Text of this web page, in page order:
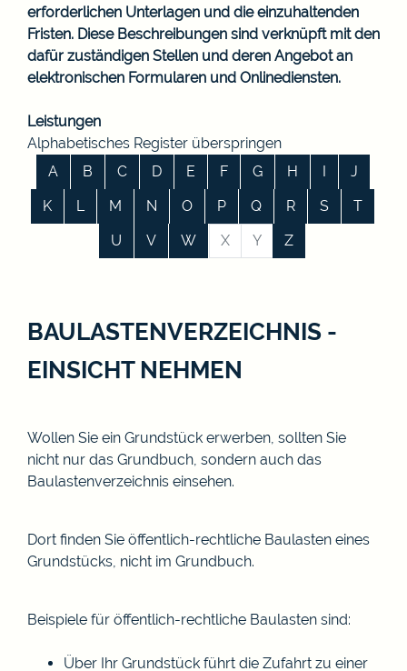
erforderlichen Unterlagen und die einzuhaltenden
Fristen. Diese Beschreibungen sind verknüpft mit den
dafür zuständigen Stellen und deren Angebot an
elektronischen Formularen und Onlinediensten.
Leistungen
Alphabetisches Register überspringen
A
B C D E F G H I
J
K
L M N O P Q R S
T
U
V W X Y Z
BAULASTENVERZEICHNIS -
EINSICHT NEHMEN
Wollen Sie ein Grundstück erwerben, sollten Sie
nicht nur das Grundbuch, sondern auch das
Baulastenverzeichnis einsehen.
Dort finden Sie öffentlich-rechtliche Baulasten eines
Grundstücks, nicht im Grundbuch.
Beispiele für öffentlich-rechtliche Baulasten sind:
Über Ihr Grundstück führt die Zufahrt zu einer